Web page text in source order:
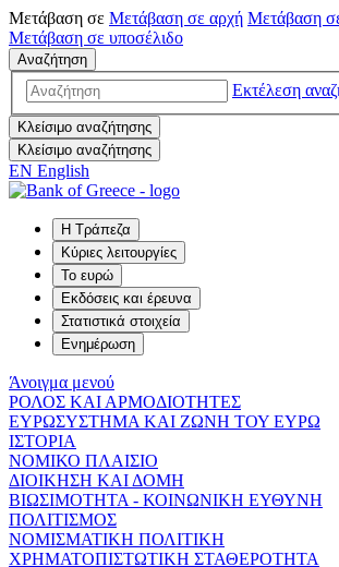
Μετάβαση σε Μετάβαση σε αρχή Μετάβαση
Μετάβαση σε υποσέλιδο
Αναζήτηση
Εκτέλεση
Κλείσιμο αναζήτησης
Κλείσιμο αναζήτησης
EN English
Η Τράπεζα
Κύριες λειτουργίες
Το ευρώ
Εκδόσεις και έρευνα
Στατιστικά στοιχεία
Ενημέρωση
Άνοιγμα μενού
ΡΟΛΟΣ ΚΑΙ ΑΡΜΟΔΙΟΤΗΤΕΣ
ΕΥΡΩΣΥΣΤΗΜΑ ΚΑΙ ΖΩΝΗ ΤΟΥ ΕΥΡΩ
ΙΣΤΟΡΙΑ
ΝΟΜΙΚΟ ΠΛΑΙΣΙΟ
ΔΙΟΙΚΗΣΗ ΚΑΙ ΔΟΜΗ
ΒΙΩΣΙΜΟΤΗΤΑ - ΚΟΙΝΩΝΙΚΗ ΕΥΘΥΝΗ
ΠΟΛΙΤΙΣΜΟΣ
ΝΟΜΙΣΜΑΤΙΚΗ ΠΟΛΙΤΙΚΗ
ΧΡΗΜΑΤΟΠΙΣΤΩΤΙΚΗ ΣΤΑΘΕΡΟΤΗΤΑ